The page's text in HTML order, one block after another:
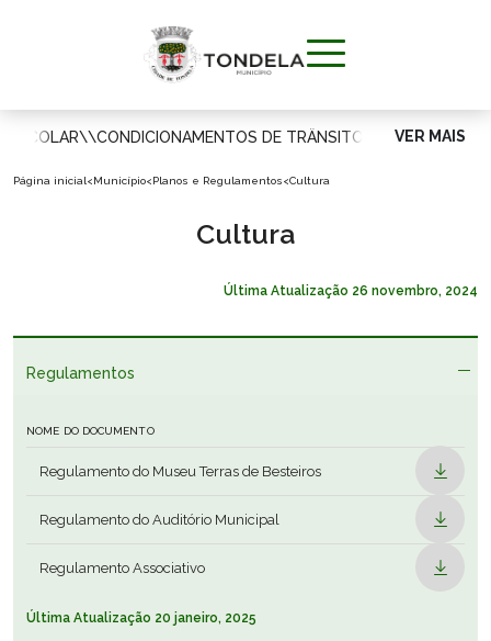
MUNICÍPIO
APOIAR O
SUSTENTABILIDADE
ESCOLAR\\CONDICIONAMENTOS DE TRÂNSITO VER MAIS
Página inicial<Município<Planos e Regulamentos<Cultura
Cultura
Última Atualização 26 novembro, 2024
Regulamentos
NOME DO DOCUMENTO
Regulamento do Museu Terras de Besteiros
Regulamento do Auditório Municipal
Regulamento Associativo
Última Atualização 20 janeiro, 2025